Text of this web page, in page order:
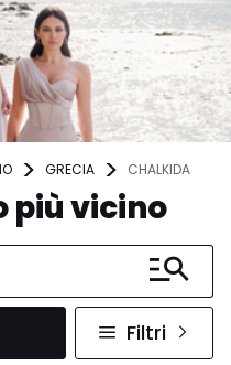
GRECIA CHALKIDA
più vicino
Filtri